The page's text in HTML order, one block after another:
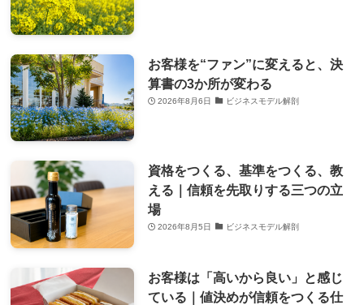
お客様を“ファン”に変えると、決
算書の3か所が変わる
2026年8月6日 ビジネスモデル解剖
資格をつくる、基準をつくる、教
える｜信頼を先取りする三つの立
場
2026年8月5日 ビジネスモデル解剖
お客様は「高いから良い」と感じ
ている｜値決めが信頼をつくる仕